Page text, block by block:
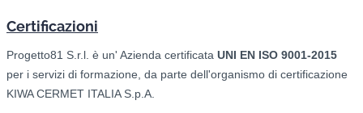
Certificazioni
Progetto81 S.r.l. è un' Azienda certificata UNI EN ISO 9001-2015
per i servizi di formazione, da parte dell'organismo di certificazione
KIWA CERMET ITALIA S.p.A.